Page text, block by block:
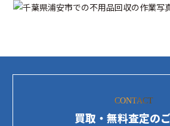
CONTACT
買取・無料査定の